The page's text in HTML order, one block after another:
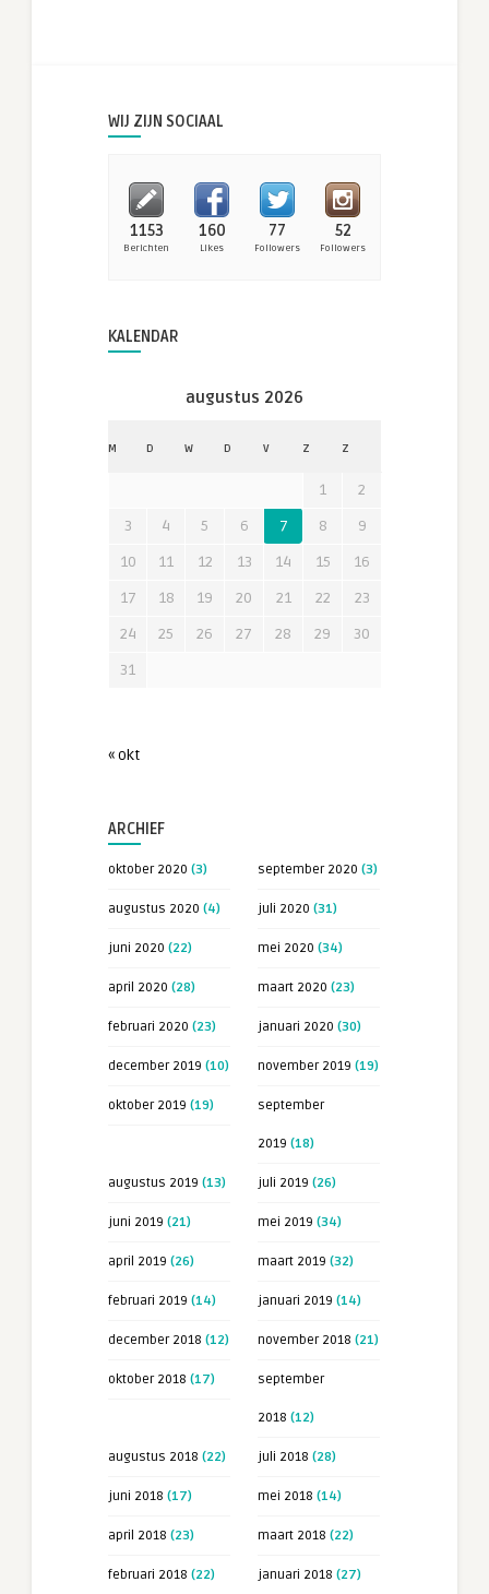
WIJ ZIJN SOCIAAL
1153
Berichten
160
Likes
77
Followers
52
Followers
KALENDAR
augustus 2026
M D W D V Z Z
1
2
3
4 5 6 7 8
9
10
11 12 13 14 15
16
17
18 19 20 21 22
23
24
25 26 27 28 29
30
31
« okt
ARCHIEF
oktober 2020 (3) september 2020 (3)
augustus 2020 (4) juli 2020 (31)
juni 2020 (22) mei 2020 (34)
april 2020 (28) maart 2020 (23)
februari 2020 (23) januari 2020 (30)
december 2019 (10) november 2019 (19)
oktober 2019 (19) september
2019 (18)
augustus 2019 (13) juli 2019 (26)
juni 2019 (21) mei 2019 (34)
april 2019 (26) maart 2019 (32)
februari 2019 (14) januari 2019 (14)
december 2018 (12) november 2018 (21)
oktober 2018 (17) september
2018 (12)
augustus 2018 (22) juli 2018 (28)
juni 2018 (17) mei 2018 (14)
april 2018 (23) maart 2018 (22)
februari 2018 (22) januari 2018 (27)